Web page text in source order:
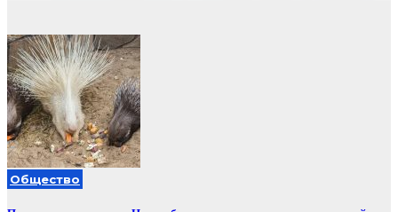
Общество